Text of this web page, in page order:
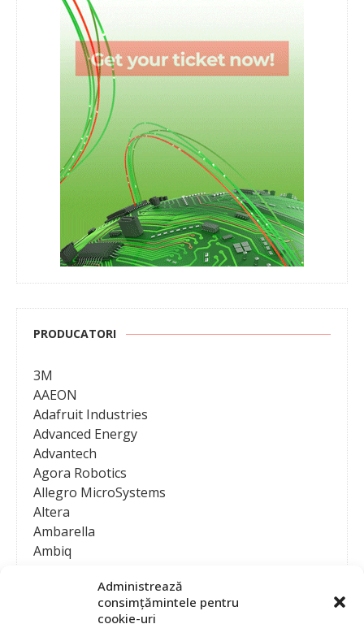
Administrează
consimțămintele pentru
cookie-uri
PRODUCATORI
3M
AAEON
Adafruit Industries
Advanced Energy
Advantech
Agora Robotics
Allegro MicroSystems
Altera
Ambarella
Ambiq
Analog Devices
Anritsu Corporation